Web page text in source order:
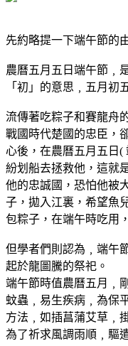
先約略提一下端午節的
農曆五月五日端午節﹐
「初」的意思﹐五月初
流傳著吃粽子和賽龍舟
戰國時代楚國的忠臣，
心後，在農曆五月五日(
紛划船去拯救他，這就
他的忠誠國，恐怕他被
子，拋入江裏，希望魚
包粽子，在端午時吃用
但學者們則認為﹐端午
起於龍圖騰的祭祀。
端午節時值農曆五月﹐
蚊蟲﹐易生疾病﹐為保
方法﹐如插菖蒲艾草﹐
為了祈求風調雨順﹐驅